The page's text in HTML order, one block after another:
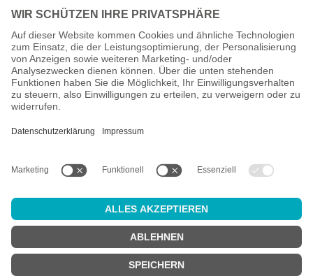
ggf. Nachnahmegebühren, wenn nicht anders angegeben.
Altersprüfung
Achtung:um diesen Onlineshop zu nutzen, müssen Siemindestens
18 Jahre alt